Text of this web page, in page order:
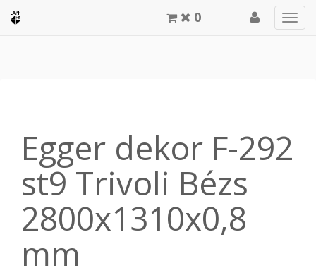
0
Egger dekor F-292
st9 Trivoli Bézs
2800x1310x0,8
mm